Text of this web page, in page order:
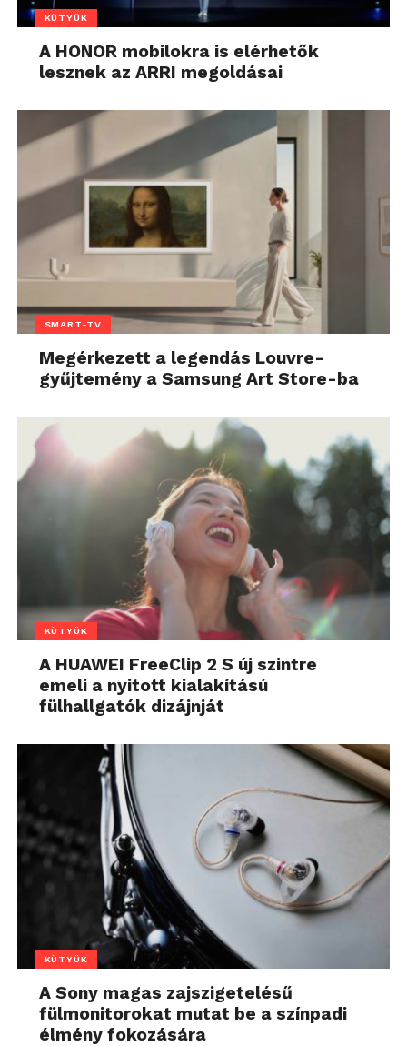
KÜTYÜK
A HONOR mobilokra is elérhetők
lesznek az ARRI megoldásai
SMART-TV
Megérkezett a legendás Louvre-
gyűjtemény a Samsung Art Store-ba
KÜTYÜK
A HUAWEI FreeClip 2 S új szintre
emeli a nyitott kialakítású
fülhallgatók dizájnját
KÜTYÜK
A Sony magas zajszigetelésű
fülmonitorokat mutat be a színpadi
élmény fokozására